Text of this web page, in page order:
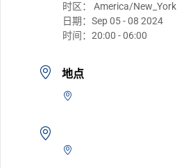
时区： America/New_York
日期： Sep 05 - 08 2024
时间： 20:00 - 06:00
地点